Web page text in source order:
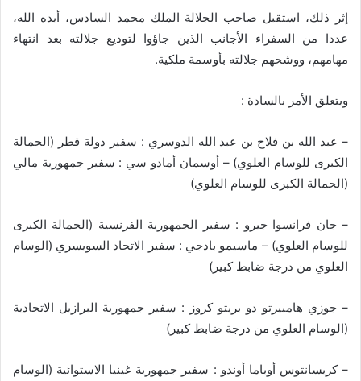
إثر ذلك، استقبل صاحب الجلالة الملك محمد السادس، أيده الله،
عددا من السفراء الأجانب الذين جاؤوا لتوديع جلالته بعد انتهاء
مهامهم، ووشحهم جلالته بأوسمة ملكية.
ويتعلق الأمر بالسادة :
– عبد الله بن فلاح بن عبد الله الدوسري : سفير دولة قطر (الحمالة
الكبرى للوسام العلوي) – أوسمان أمادو سي : سفير جمهورية مالي
(الحمالة الكبرى للوسام العلوي)
– جان فرانسوا جيرو : سفير الجمهورية الفرنسية (الحمالة الكبرى
للوسام العلوي) – ماسيمو بادجي : سفير الاتحاد السويسري (الوسام
العلوي من درجة ضابط كبير)
– جوزي هامبيرتو دو بريتو كروز : سفير جمهورية البرازيل الاتحادية
(الوسام العلوي من درجة ضابط كبير)
– كريسانتوس أوباما أوندو : سفير جمهورية غينيا الاستوائية (الوسام